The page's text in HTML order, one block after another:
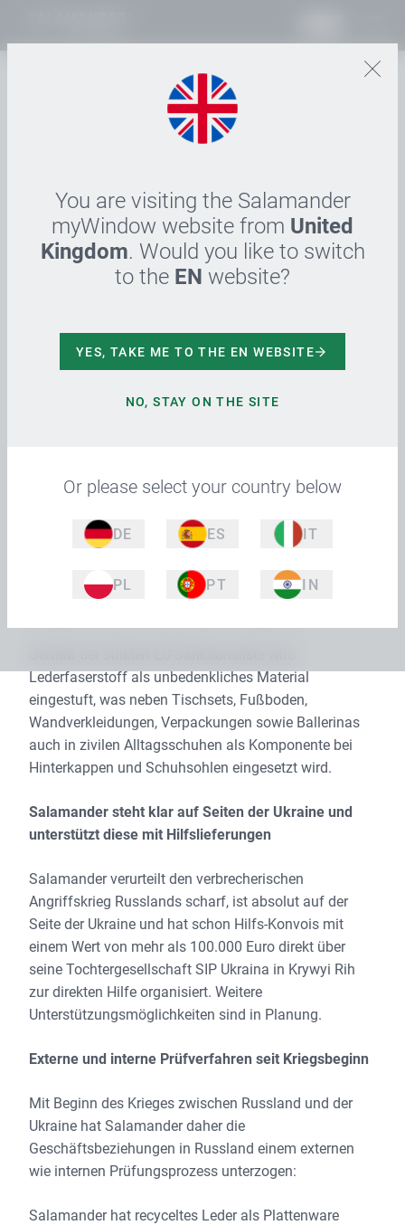
You are visiting the Salamander
myWindow website from United
Kingdom. Would you like to switch
to the EN website?
YES, TAKE ME TO THE EN WEBSITE
NO, STAY ON THE SITE
Or please select your country below
DE ES IT
PL PT IN
Stellungnahme zur
INSIDER 17 May 2023
Die Geschäftsleitung der Salamander Industrie-
Produkte GmbH nimmt zu der „THE INSIDER“
europäische Unternehmen, welche russische
Ukraine herstellen.
Unter den, in dem Bericht genannten, Unternehmen
wurde zur Erschütterung der Salamander Industrie-
Lederrecycling spezialisierte Tochterunternehmen
Lederfaserstoff als unbedenkliches Material
eingestuft, was neben Tischsets, Fußboden,
Wandverkleidungen, Verpackungen sowie Ballerinas
auch in zivilen Alltagsschuhen als Komponente bei
Hinterkappen und Schuhsohlen eingesetzt wird.
Salamander steht klar auf Seiten der Ukraine und
unterstützt diese mit Hilfslieferungen
Salamander verurteilt den verbrecherischen
Angriffskrieg Russlands scharf, ist absolut auf der
Seite der Ukraine und hat schon Hilfs-Konvois mit
einem Wert von mehr als 100.000 Euro direkt über
seine Tochtergesellschaft SIP Ukraina in Krywyi Rih
zur direkten Hilfe organisiert. Weitere
Unterstützungsmöglichkeiten sind in Planung.
Externe und interne Prüfverfahren seit Kriegsbeginn
Mit Beginn des Krieges zwischen Russland und der
Ukraine hat Salamander daher die
Geschäftsbeziehungen in Russland einem externen
wie internen Prüfungsprozess unterzogen:
Salamander hat recyceltes Leder als Plattenware